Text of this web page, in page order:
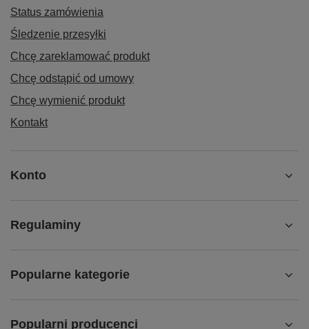
Status zamówienia
Śledzenie przesyłki
Chcę zareklamować produkt
Chcę odstąpić od umowy
Chcę wymienić produkt
Kontakt
Konto
Regulaminy
Popularne kategorie
Popularni producenci